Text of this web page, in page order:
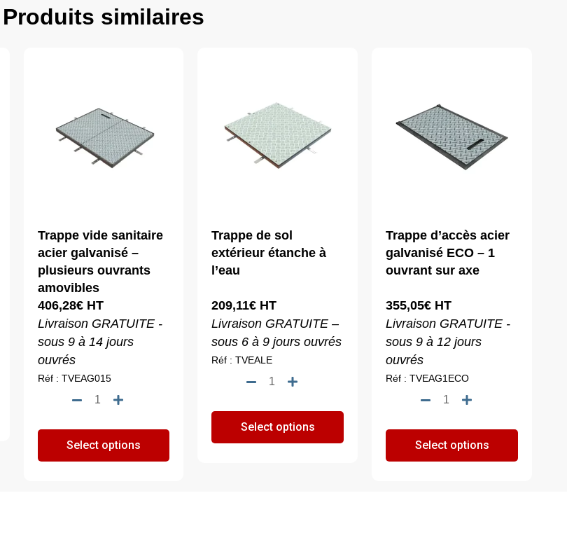
Produits similaires
plusieurs
Trappe vide sanitaire
acier galvanisé –
plusieurs ouvrants
amovibles
406,28€HT
Livraison GRATUITE -
sous 9 à 14 jours
ouvrés
Réf : TVEAG015
quantité
Trappe
vide
Select options
Trappe de sol
extérieur étanche à
l’eau
209,11€ HT
Livraison GRATUITE –
sous 6 à 9 jours ouvrés
Réf : TVEALE
quantité
Trappe
de
Select options
Trappe d’accès acier
galvanisé ECO – 1
ouvrant sur axe
355,05€ HT
Livraison GRATUITE -
sous 9 à 12 jours
ouvrés
Réf : TVEAG1ECO
quantité
Trappe
d'accès
Select options